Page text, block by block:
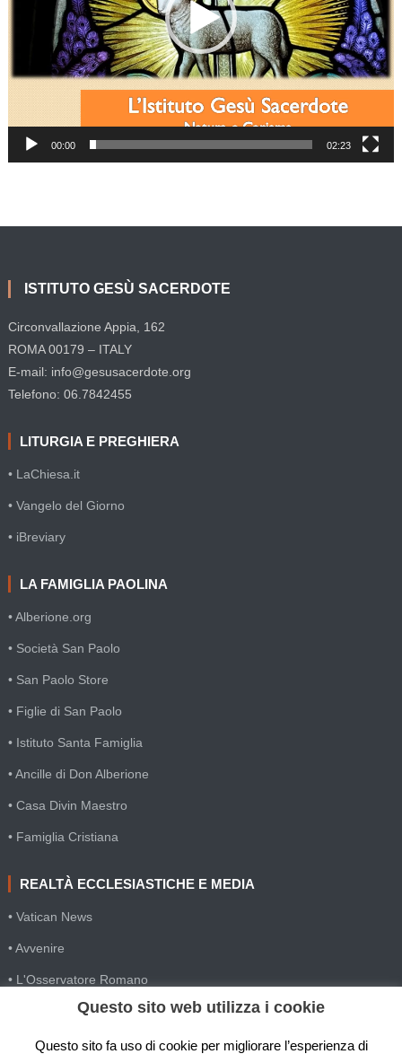
00:00 02:23
ISTITUTO GESÙ SACERDOTE
Circonvallazione Appia, 162
ROMA 00179 – ITALY
E-mail: info@gesusacerdote.org
Telefono: 06.7842455
LITURGIA E PREGHIERA
• LaChiesa.it
• Vangelo del Giorno
• iBreviary
LA FAMIGLIA PAOLINA
• Alberione.org
• Società San Paolo
• San Paolo Store
• Figlie di San Paolo
• Istituto Santa Famiglia
• Ancille di Don Alberione
• Casa Divin Maestro
• Famiglia Cristiana
REALTÀ ECCLESIASTICHE E MEDIA
• Vatican News
• Avvenire
• L'Osservatore Romano
• SIR Agenzia d'informazione
• Gesuiti Villapizzone
Questo sito web utilizza i cookie
Questo sito fa uso di cookie per migliorare l’esperienza di